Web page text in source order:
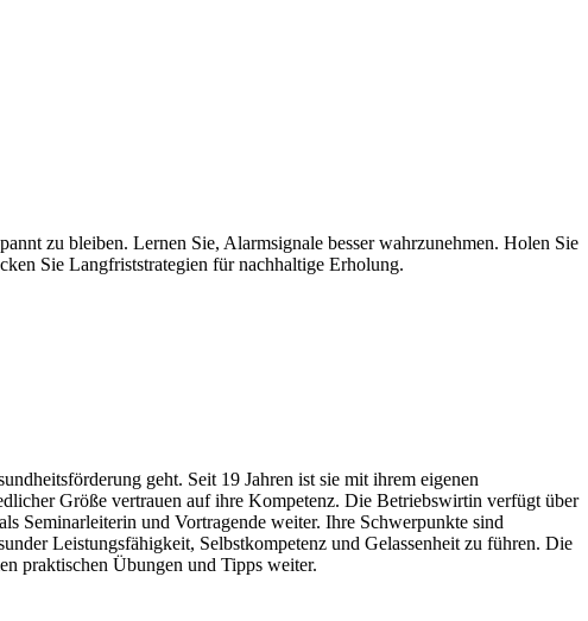
zu bleiben. Lernen Sie, Alarmsignale besser wahrzunehmen. Holen Sie
Sie Langfriststrategien für nachhaltige Erholung.
geht. Seit 19 Jahren ist sie mit ihrem eigenen
Größe vertrauen auf ihre Kompetenz. Die Betriebswirtin verfügt über
Seminarleiterin und Vortragende weiter. Ihre Schwerpunkte sind
Leistungsfähigkeit, Selbstkompetenz und Gelassenheit zu führen. Die
praktischen Übungen und Tipps weiter.